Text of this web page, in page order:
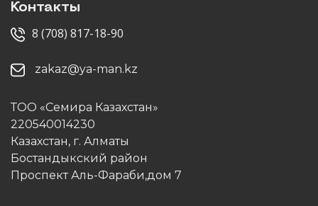
Контакты
8 (708) 817-18-90
zakaz@ya-man.kz
ТОО «Семира Казахстан»
220540014230
Казахстан, г. Алматы
Бостандыкский район
Проспект Аль-Фараби,дом 7